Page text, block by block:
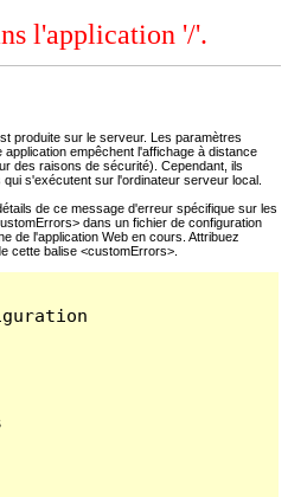
l'application '/'.
produite sur le serveur. Les paramètres
empêchent l'affichage à distance
des raisons de sécurité). Cependant, ils
s'exécutent sur l'ordinateur serveur local.
de ce message d'erreur spécifique sur les
dans un fichier de configuration
de l'application Web en cours. Attribuez
cette balise <customErrors>.